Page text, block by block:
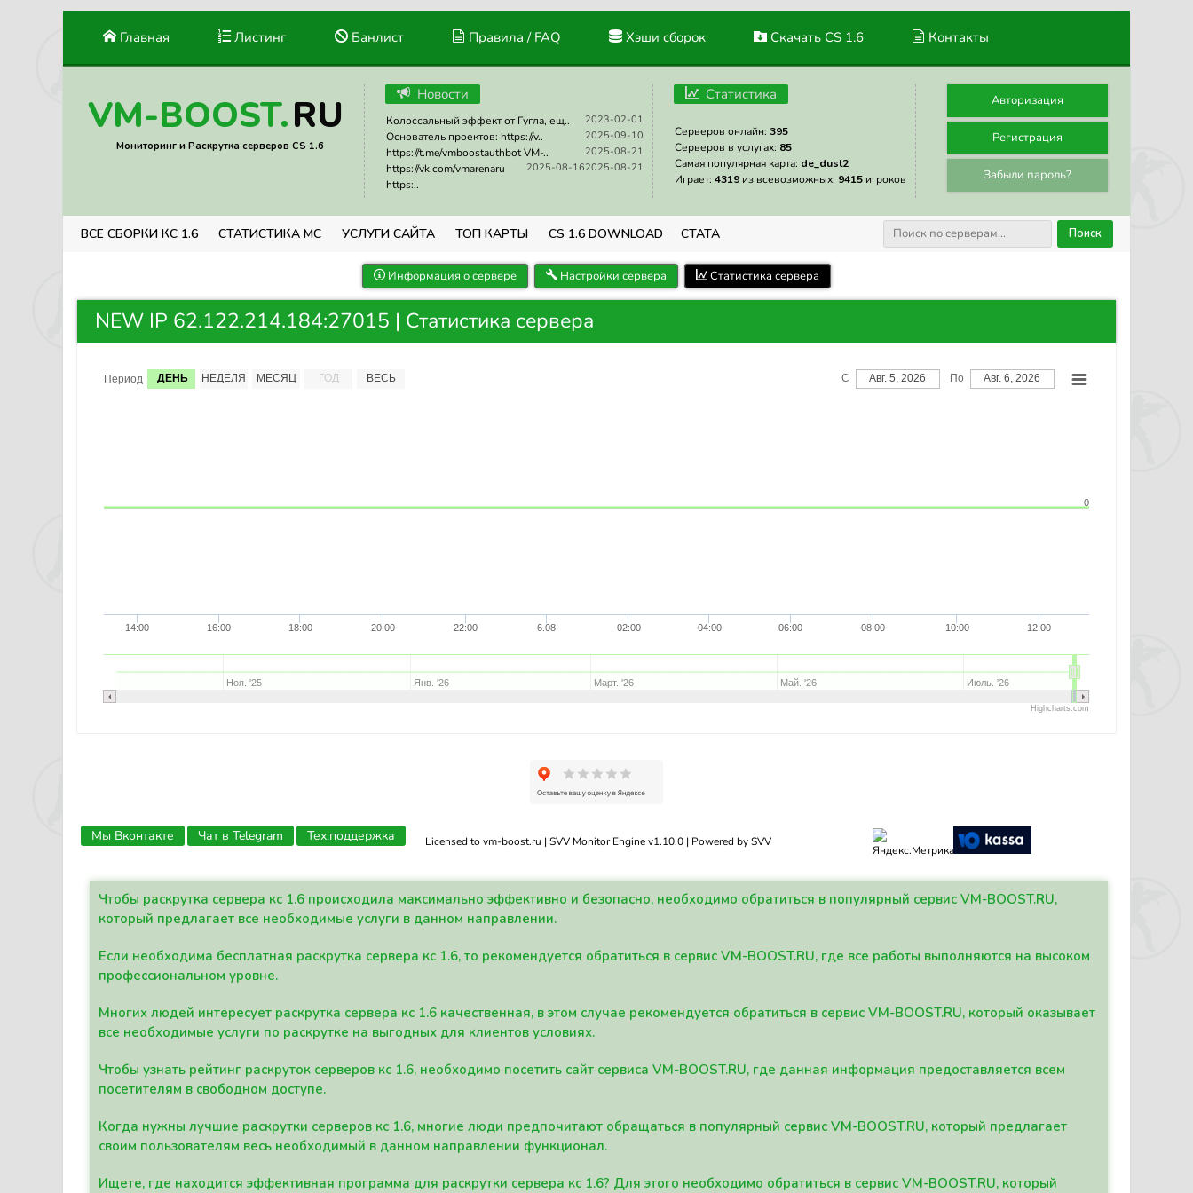
Главная Листинг Банлист Правила / FAQ Хэши сборок Скачать CS 1.6 Контакты
VM-BOOST.RU
Мониторинг и Раскрутка серверов CS 1.6
Новости
2023-02-01
Колоссальный эффект от Гугла, ещ..
2025-09-10
Основатель проектов: https://v..
2025-08-21
https://t.me/vmboostauthbot VM-..
2025-08-21
2025-08-16
https://vk.com/vmarenaru
https:..
Статистика
Серверов онлайн: 395
Серверов в услугах: 85
Самая популярная карта: de_dust2
Играет: 4319 из всевозможных: 9415 игроков
Авторизация
Регистрация
Забыли пароль?
ВСЕ СБОРКИ КС 1.6 СТАТИСТИКА МС УСЛУГИ САЙТА ТОП КАРТЫ CS 1.6 DOWNLOAD СТАТА Поиск
Информация о сервере Настройки сервера Статистика сервера
NEW IP 62.122.214.184:27015 | Статистика сервера
Период ДЕНЬ НЕДЕЛЯ МЕСЯЦ ГОД ВЕСЬ С Авг. 5, 2026 По Авг. 6, 2026
14:00 16:00 18:00 20:00 22:00 6.08 02:00 04:00 06:00 08:00 10:00 12:00
Ноя. '25 Янв. '26 Март. '26 Май. '26 Июль. '26
0
Highcharts.com
Licensed to vm-boost.ru | SVV Monitor Engine v1.10.0 | Powered by SVV
Мы Вконтакте Чат в Telegram Тех.поддержка
Чтобы раскрутка сервера кс 1.6 происходила максимально эффективно и безопасно, необходимо обратиться в популярный сервис VM-BOOST.RU,
который предлагает все необходимые услуги в данном направлении.
Если необходима бесплатная раскрутка сервера кс 1.6, то рекомендуется обратиться в сервис VM-BOOST.RU, где все работы выполняются на высоком
профессиональном уровне.
Многих людей интересует раскрутка сервера кс 1.6 качественная, в этом случае рекомендуется обратиться в сервис VM-BOOST.RU, который оказывает
все необходимые услуги по раскрутке на выгодных для клиентов условиях.
Чтобы узнать рейтинг раскруток серверов кс 1.6, необходимо посетить сайт сервиса VM-BOOST.RU, где данная информация предоставляется всем
посетителям в свободном доступе.
Когда нужны лучшие раскрутки серверов кс 1.6, многие люди предпочитают обращаться в популярный сервис VM-BOOST.RU, который предлагает
своим пользователям весь необходимый в данном направлении функционал.
Ищете, где находится эффективная программа для раскрутки сервера кс 1.6? Для этого необходимо обратиться в сервис VM-BOOST.RU, который